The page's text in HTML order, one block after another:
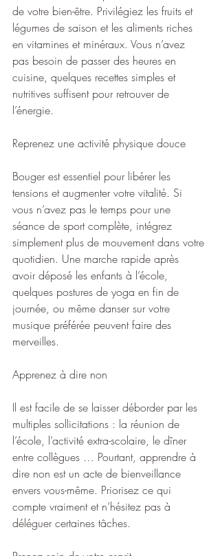
de votre bien-être. Privilégiez les fruits et
légumes de saison et les aliments riches
en vitamines et minéraux. Vous n’avez
pas besoin de passer des heures en
cuisine, quelques recettes simples et
nutritives suffisent pour retrouver de
l’énergie.
Reprenez une activité physique douce
Bouger est essentiel pour libérer les
tensions et augmenter votre vitalité. Si
vous n’avez pas le temps pour une
séance de sport complète, intégrez
simplement plus de mouvement dans votre
quotidien. Une marche rapide après
avoir déposé les enfants à l’école,
quelques postures de yoga en fin de
journée, ou même danser sur votre
musique préférée peuvent faire des
merveilles.
Apprenez à dire non
Il est facile de se laisser déborder par les
multiples sollicitations : la réunion de
l’école, l’activité extra-scolaire, le dîner
entre collègues … Pourtant, apprendre à
dire non est un acte de bienveillance
envers vous-même. Priorisez ce qui
compte vraiment et n’hésitez pas à
déléguer certaines tâches.